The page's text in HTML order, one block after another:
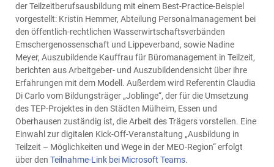
der Teilzeitberufsausbildung mit einem Best-Practice-Beispiel
vorgestellt: Kristin Hemmer, Abteilung Personalmanagement bei
den öffentlich-rechtlichen Wasserwirtschaftsverbänden
Emschergenossenschaft und Lippeverband, sowie Nadine
Meyer, Auszubildende Kauffrau für Büromanagement in Teilzeit,
berichten aus Arbeitgeber- und Auszubildendensicht über ihre
Erfahrungen mit dem Modell. Außerdem wird Referentin Claudia
Di Carlo vom Bildungsträger „Joblinge“, der für die Umsetzung
des TEP-Projektes in den Städten Mülheim, Essen und
Oberhausen zuständig ist, die Arbeit des Trägers vorstellen. Eine
Einwahl zur digitalen Kick-Off-Veranstaltung „Ausbildung in
Teilzeit – Möglichkeiten und Wege in der MEO-Region“ erfolgt
über den Teilnahme-Link bei Microsoft Teams.